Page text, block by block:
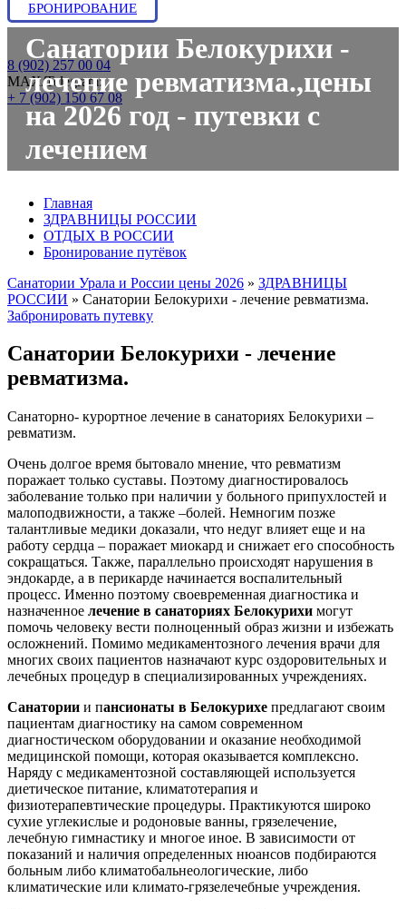
БРОНИРОВАНИЕ
8 (902) 257 00 04
МАХ/Telegram:
+ 7 (902) 150 67 08
Санатории Белокурихи -
лечение ревматизма.,цены
на 2026 год - путевки с
лечением
Главная
ЗДРАВНИЦЫ РОССИИ
ОТДЫХ В РОССИИ
Бронирование путёвок
Санатории Урала и России цены 2026 » ЗДРАВНИЦЫ
РОССИИ » Санатории Белокурихи - лечение ревматизма.
Забронировать путевку
Санатории Белокурихи - лечение
ревматизма.
Санаторно- курортное лечение в санаториях Белокурихи –
ревматизм.
Очень долгое время бытовало мнение, что ревматизм
поражает только суставы. Поэтому диагностировалось
заболевание только при наличии у больного припухлостей и
малоподвижности, а также –болей. Немногим позже
талантливые медики доказали, что недуг влияет еще и на
работу сердца – поражает миокард и снижает его способность
сокращаться. Также, параллельно происходят нарушения в
эндокарде, а в перикарде начинается воспалительный
процесс. Именно поэтому своевременная диагностика и
назначенное лечение в санаториях Белокурихи могут
помочь человеку вести полноценный образ жизни и избежать
осложнений. Помимо медикаментозного лечения врачи для
многих своих пациентов назначают курс оздоровительных и
лечебных процедур в специализированных учреждениях.
Санатории и пансионаты в Белокурихе предлагают своим
пациентам диагностику на самом современном
диагностическом оборудовании и оказание необходимой
медицинской помощи, которая оказывается комплексно.
Наряду с медикаментозной составляющей используется
диетическое питание, климатотерапия и
физиотерапевтические процедуры. Практикуются широко
сухие углекислые и родоновые ванны, грязелечение,
лечебную гимнастику и многое иное. В зависимости от
показаний и наличия определенных нюансов подбираются
больным либо климатобальнеологические, либо
климатические или климато-грязелечебные учреждения.